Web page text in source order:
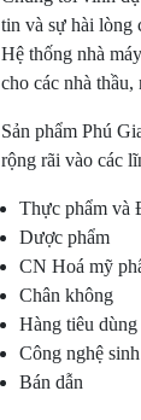
tin và sự hài lòng
Hệ thống nhà
cho các nhà
Sản phẩm Phú
rộng rãi vào các
Thực phẩm và
Dược phẩm
CN Hoá mỹ
Chân không
Hàng tiêu
Công nghệ
Bán dẫn